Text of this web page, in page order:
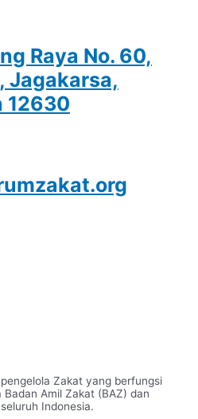
Raya No. 60,
Jagakarsa,
12630
Zakat yang berfungsi
Amil Zakat (BAZ) dan
Indonesia.